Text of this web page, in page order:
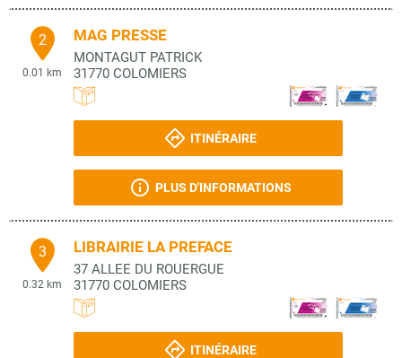
2
0.01 km
MAG PRESSE
MONTAGUT PATRICK
31770 COLOMIERS
ITINÉRAIRE
PLUS D'INFORMATIONS
3
0.32 km
LIBRAIRIE LA PREFACE
37 ALLEE DU ROUERGUE
31770 COLOMIERS
ITINÉRAIRE